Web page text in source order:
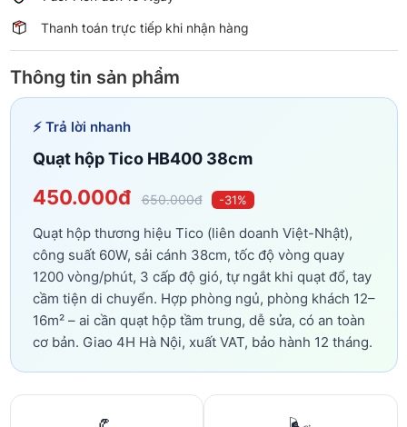
Thanh toán trực tiếp khi nhận hàng
Thông tin sản phẩm
⚡ Trả lời nhanh
Quạt hộp Tico HB400 38cm
450.000đ 650.000đ -31%
Quạt hộp thương hiệu Tico (liên doanh Việt-Nhật),
công suất 60W, sải cánh 38cm, tốc độ vòng quay
1200 vòng/phút, 3 cấp độ gió, tự ngắt khi quạt đổ, tay
cầm tiện di chuyển. Hợp phòng ngủ, phòng khách 12–
16m² – ai cần quạt hộp tầm trung, dễ sửa, có an toàn
cơ bản. Giao 4H Hà Nội, xuất VAT, bảo hành 12 tháng.